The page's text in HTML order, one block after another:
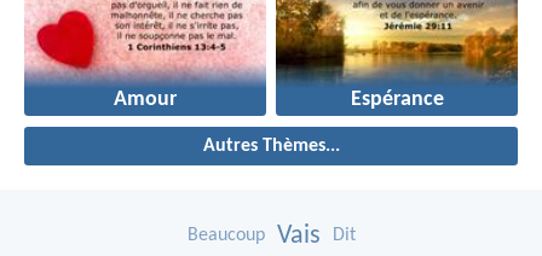
Amour Espérance
Autres Thèmes...
Beaucoup Vais Dit